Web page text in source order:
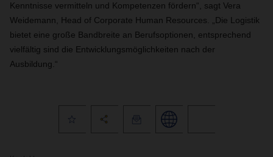
Kenntnisse vermitteln und Kompetenzen fördern“, sagt Vera
Weidemann, Head of Corporate Human Resources. „Die Logistik
bietet eine große Bandbreite an Berufsoptionen, entsprechend
vielfältig sind die Entwicklungsmöglichkeiten nach der
Ausbildung.“